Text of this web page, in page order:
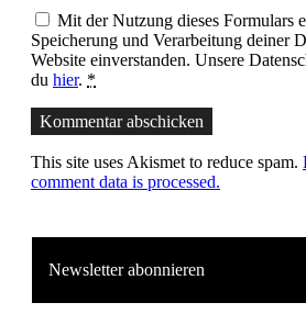
Mit der Nutzung dieses Formulars
Speicherung und Verarbeitung deiner
Website einverstanden. Unsere
du hier. *
Kommentar abschicken
This site uses Akismet to reduce spam.
comment data is processed.
Newsletter abonnieren